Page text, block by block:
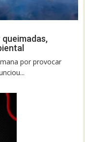
por provocar